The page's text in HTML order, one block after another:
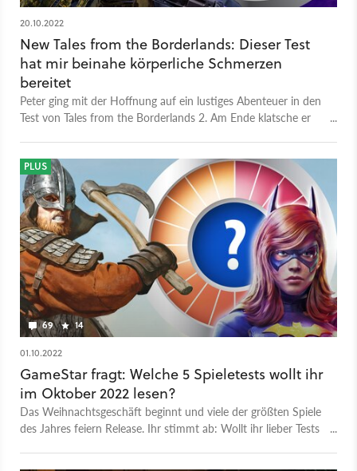
20.10.2022
New Tales from the Borderlands: Dieser Test
hat mir beinahe körperliche Schmerzen
bereitet
Peter ging mit der Hoffnung auf ein lustiges Abenteuer in den
Test von Tales from the Borderlands 2. Am Ende klatsche er
69 14
PLUS
01.10.2022
GameStar fragt: Welche 5 Spieletests wollt ihr
im Oktober 2022 lesen?
Das Weihnachtsgeschäft beginnt und viele der größten Spiele
des Jahres feiern Release. Ihr stimmt ab: Wollt ihr lieber Tests